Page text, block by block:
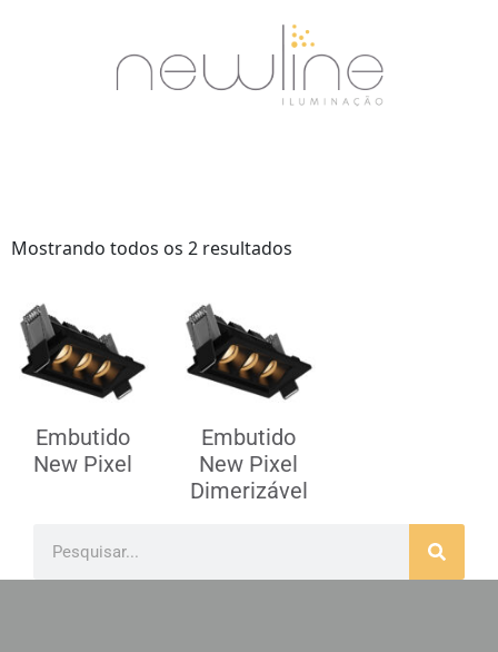
Mostrando todos os 2 resultados
Embutido
New Pixel
Embutido
New Pixel
Dimerizável